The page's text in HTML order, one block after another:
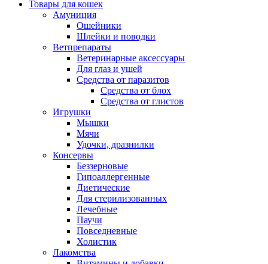
Товары для кошек
Амуниция
Ошейники
Шлейки и поводки
Ветпрепараты
Ветеринарные аксессуары
Для глаз и ушей
Средства от паразитов
Средства от блох
Средства от глистов
Игрушки
Мышки
Мячи
Удочки, дразнилки
Консервы
Беззерновые
Гипоаллергенные
Диетические
Для стерилизованных
Лечебные
Паучи
Повседневные
Холистик
Лакомства